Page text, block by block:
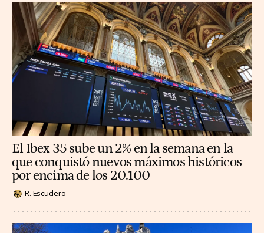
El Ibex 35 sube un 2% en la semana en la
que conquistó nuevos máximos históricos
por encima de los 20.100
R. Escudero